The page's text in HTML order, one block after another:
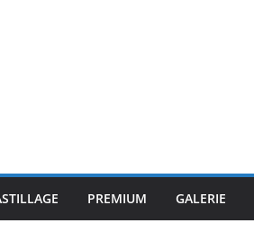
PREMIUM GALERIE